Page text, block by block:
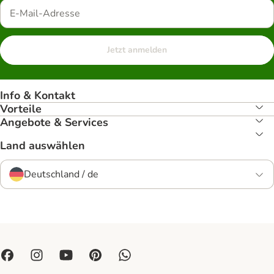
Jetzt anmelden
Info & Kontakt
Vorteile
Angebote & Services
Land auswählen
Deutschland / de